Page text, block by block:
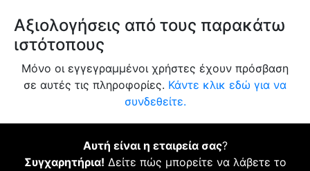
Αξιολογήσεις από τους παρακάτω
ιστότοπους
Μόνο οι εγγεγραμμένοι χρήστες έχουν πρόσβαση
σε αυτές τις πληροφορίες. Κάντε κλικ εδώ για να
συνδεθείτε.
Αυτή είναι η εταιρεία σας?
Συγχαρητήρια! Δείτε πώς μπορείτε να λάβετε το